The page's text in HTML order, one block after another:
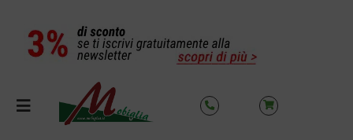
contenuto
Toggle